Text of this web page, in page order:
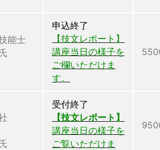
能士
申込終了
【技文レポート】
講座当日の様子を
ご欄いただけま
す。
受付終了
【技文レポート】
講座当日の様子を
ご覧いただけま